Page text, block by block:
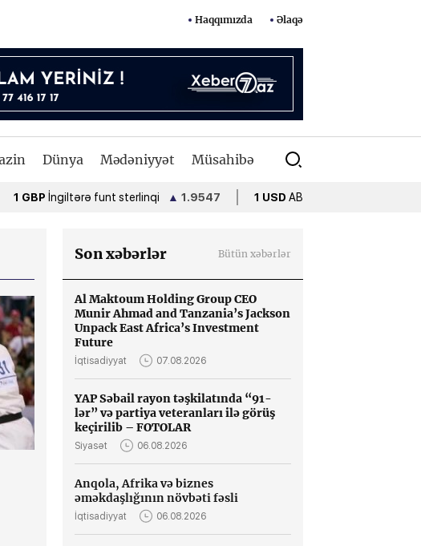
Haqqımızda Əlaqə
Dünya Mədəniyyət Müsahibə
İngiltərə funt sterlinqi ▲1.9547 1 USD ABŞ dolları
Son xəbərlər Bütün xəbərlər
Al Maktoum Holding Group CEO
Munir Ahmad and Tanzania’s Jackson
Unpack East Africa’s Investment
Future
İqtisadiyyat 07.08.2026
YAP Səbail rayon təşkilatında “91-
lər” və partiya veteranları ilə görüş
keçirilib – FOTOLAR
Siyasət 06.08.2026
Anqola, Afrika və biznes
əməkdaşlığının növbəti fəsli
İqtisadiyyat 06.08.2026